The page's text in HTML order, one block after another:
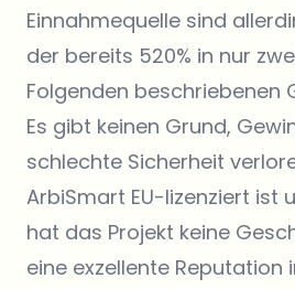
Einnahmequelle sind
der bereits 520% in nur
Folgenden beschriebenen
Es gibt keinen Grund,
schlechte Sicherheit
ArbiSmart EU-lizenziert ist
hat das Projekt keine
eine exzellente Reputation